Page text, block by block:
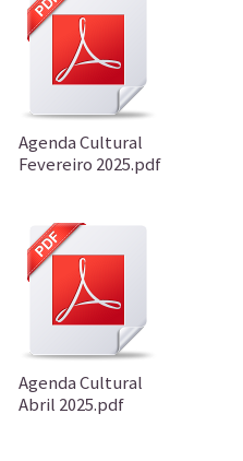
Agenda Cultural
Fevereiro 2025.pdf
Agenda Cultural
Abril 2025.pdf